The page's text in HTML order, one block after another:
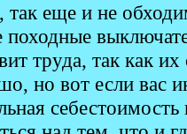
так еще и не
походные
труда, так как
но вот если вас